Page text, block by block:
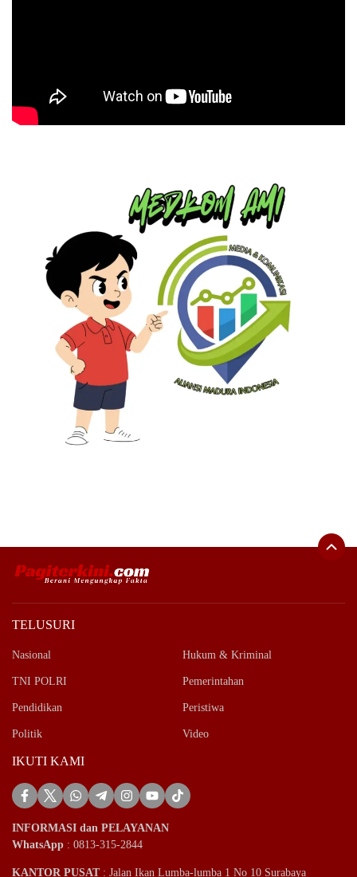
TELUSURI
Nasional Hukum & Kriminal
TNI POLRI Pemerintahan
Pendidikan Peristiwa
Politik Video
IKUTI KAMI
INFORMASI dan PELAYANAN
WhatsApp : 0813-315-2844
KANTOR PUSAT: Jalan Ikan Lumba-lumba 1 No 10 Surabaya